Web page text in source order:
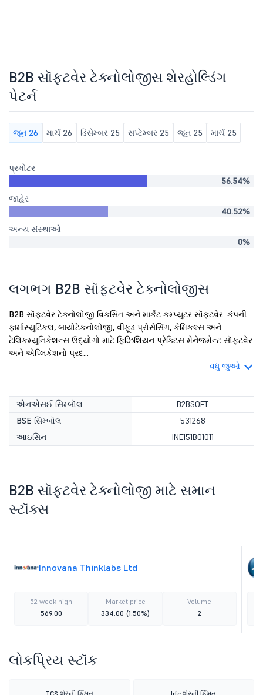
B2B સૉફ્ટવેર ટેક્નોલોજીસ શેરહોલ્ડિંગ
પેટર્ન
જૂન 26 માર્ચ 26 ડિસેમ્બર 25 સપ્ટેમ્બર 25 જૂન 25 માર્ચ 25
પ્રમોટર
56.54%
જાહેર
40.52%
અન્ય સંસ્થાઓ
0%
લગભગ B2B સૉફ્ટવેર ટેક્નોલોજીસ
B2B સૉફ્ટવેર ટેક્નોલોજી વિકસિત અને માર્કેટ કમ્પ્યુટર સૉફ્ટવેર. કંપની
ફાર્માસ્યુટિકલ, બાયોટેકનોલોજી, વીફૂડ પ્રોસેસિંગ, કેમિકલ્સ અને
ટેલિકમ્યુનિકેશન્સ ઉદ્યોગો માટે ફિઝિશિયન પ્રેક્ટિસ મેનેજમેન્ટ સૉફ્ટવેર
અને એપ્લિકેશનો પ્રદ...
વધુ જુઓ
એનએસઈ સિમ્બૉલ
B2BSOFT
BSE સિમ્બૉલ
531268
આઇસિન
INE151B01011
B2B સૉફ્ટવેર ટેક્નોલોજી માટે સમાન
સ્ટૉક્સ
Innovana Thinklabs Ltd
52 week high
569.00
Market price
334.00 (1.50%)
Volume
2
લોકપ્રિય સ્ટૉક